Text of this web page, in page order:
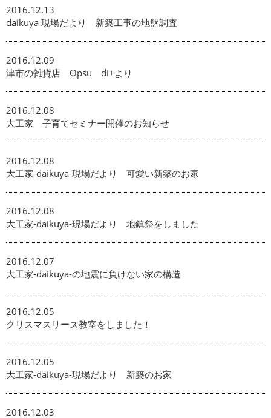
2016.12.13
daikuya 現場だより 新築工事の地盤調査
2016.12.09
津市の雑貨店 Opsu di+より
2016.12.08
大工家 子育てセミナー開催のお知らせ
2016.12.08
大工家-daikuya-現場だより 可愛い新築のお家
2016.12.08
大工家-daikuya-現場だより 地鎮祭をしました
2016.12.07
大工家-daikuya-の地震に負けない家の構造
2016.12.05
クリスマスリース教室をしました！
2016.12.05
大工家-daikuya-現場だより 新築のお家
2016.12.03